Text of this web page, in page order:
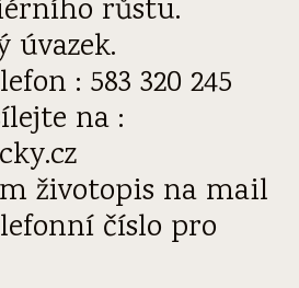
růstu.
úvazek.
: 583 320 245
na :
životopis na mail
číslo pro